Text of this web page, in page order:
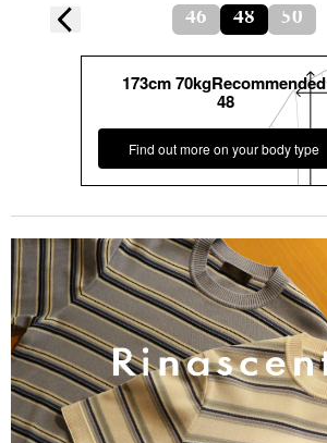
46 48 50
173cm 70kgRecommended
48
Find out more on your body type